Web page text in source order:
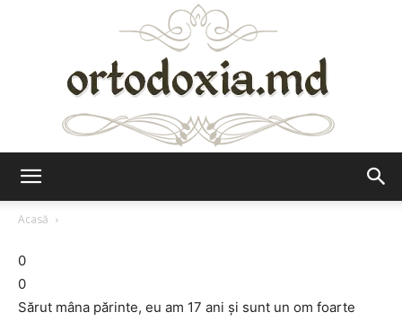
Acasă
0
0
Sărut mâna părinte, eu am 17 ani și sunt un om foarte